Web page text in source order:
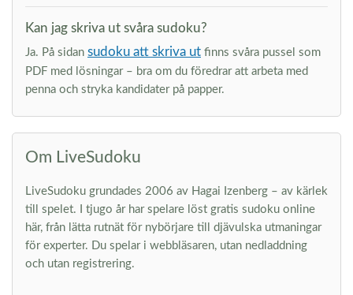
Kan jag skriva ut svåra sudoku?
Ja. På sidan sudoku att skriva ut finns svåra pussel som
PDF med lösningar – bra om du föredrar att arbeta med
penna och stryka kandidater på papper.
Om LiveSudoku
LiveSudoku grundades 2006 av Hagai Izenberg – av kärlek
till spelet. I tjugo år har spelare löst gratis sudoku online
här, från lätta rutnät för nybörjare till djävulska utmaningar
för experter. Du spelar i webbläsaren, utan nedladdning
och utan registrering.